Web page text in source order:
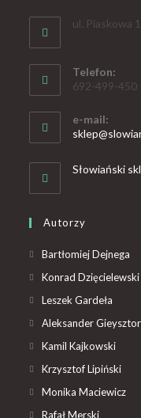
ul. Piaskowa
Telefon:
692-499-450
e-mail:
Słowiański
Autorzy
Bartłomiej Dejnega
Konrad Dzięcielewski
Leszek Gardeła
Aleksander Gieysztor
Kamil Kajkowski
Krzysztof Lipiński
Monika Maciewicz
Rafał Merski